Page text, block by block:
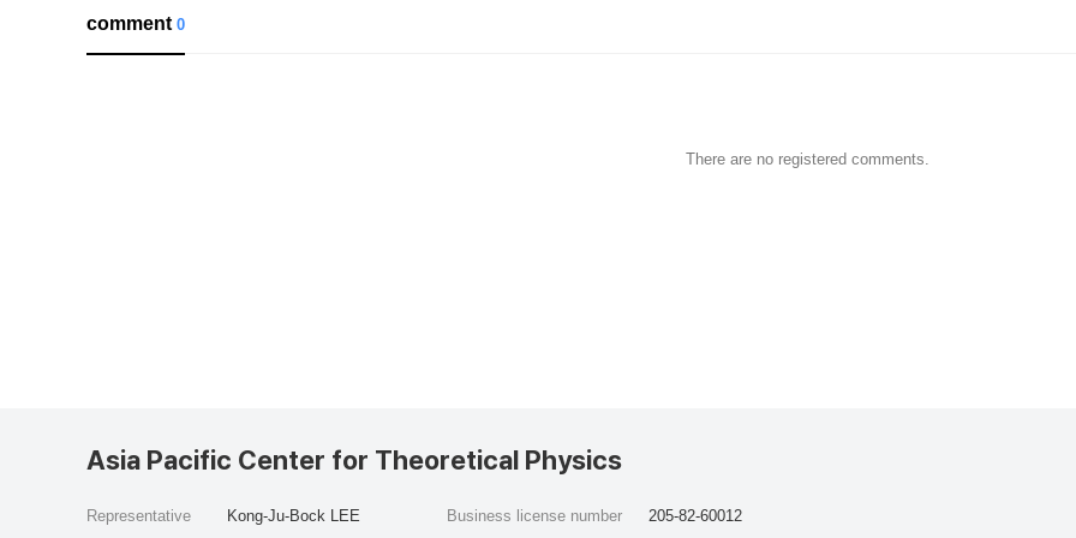
comment0
There are no registered comments.
Asia Pacific Center for Theoretical Physics
Representative Kong-Ju-Bock LEE Business license number 205-82-60012